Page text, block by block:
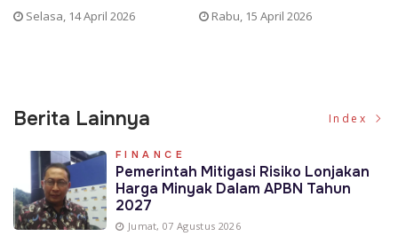
Selasa, 14 April 2026 Rabu, 15 April 2026
Berita Lainnya Index
FINANCE
Pemerintah Mitigasi Risiko Lonjakan
Harga Minyak Dalam APBN Tahun
2027
Jumat, 07 Agustus 2026